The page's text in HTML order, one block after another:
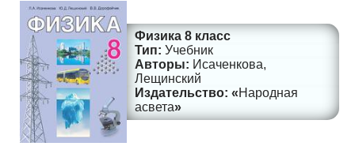
Физика 8 класс
Учебник
Исаченкова,
Лещинский
Народная
асвета